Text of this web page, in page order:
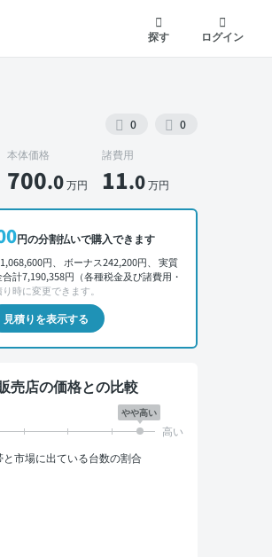
探す
ログイン
0 0
本体価格
700.0万円
諸費用
11.0万円
円の分割払いで購入できます
円、 ボーナス242,200円、 実質
計7,190,358円（各種税金及び諸費用・
時に変更できます。
見積りを表示する
売店の価格との比較
やや高い
市場に出ている台数の割合